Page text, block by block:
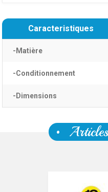
Caracteristiques
-Matière
-Conditionnement
-Dimensions